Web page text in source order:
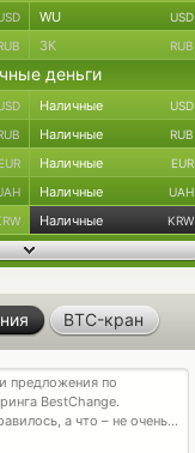
WU USD
ЗК RUB
деньги
Наличные USD
Наличные RUB
EUR Наличные EUR
Наличные UAH
Наличные KRW
BTC-кран